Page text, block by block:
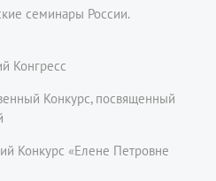
семинары России.
Конгресс
Конкурс, посвященный
Конкурс «Елене Петровне